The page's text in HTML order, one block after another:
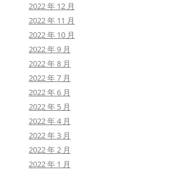
2022 年 12 月
2022 年 11 月
2022 年 10 月
2022 年 9 月
2022 年 8 月
2022 年 7 月
2022 年 6 月
2022 年 5 月
2022 年 4 月
2022 年 3 月
2022 年 2 月
2022 年 1 月